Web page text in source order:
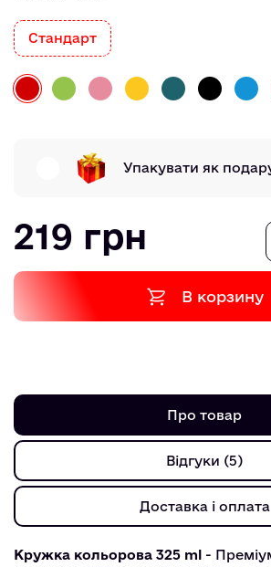
Стандарт
Упакувати як
219 грн
В корзину
Про товар
Відгуки (5)
Доставка і оплата
Кружка кольорова 325 ml -